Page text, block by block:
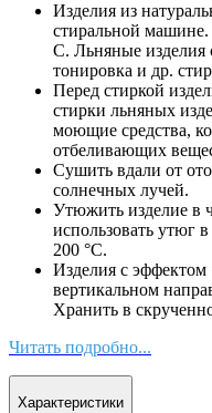
Изделия из
стиральной
С. Льняные изделия
тонировка и др.
Перед стиркой
стирки льняных
моющие средства,
отбеливающих
Сушить вдали от
солнечных лучей.
Утюжить изделие в
использовать утюг
200 °С.
Изделия с эффектом
вертикальном
Хранить в
Читать подробно...
Характеристики